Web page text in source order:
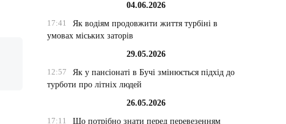
04.06.2026
17:41
Як водіям продовжити життя турбіні в
умовах міських заторів
29.05.2026
12:57
Як у пансіонаті в Бучі змінюється підхід до
турботи про літніх людей
26.05.2026
17:11
Що потрібно знати перед перевезенням